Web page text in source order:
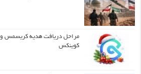
مراحل دریافت هدیه کریسمس
کوینکس